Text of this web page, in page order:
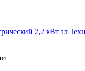
2,2 кВт ал